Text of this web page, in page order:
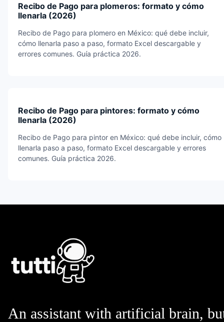
Recibo de Pago para plomeros: formato y cómo
llenarla (2026)
Recibo de Pago para plomero en México: qué debe incluir,
cómo llenarla paso a paso, formato Excel descargable y
errores comunes. Guía práctica 2026.
Recibo de Pago para pintores: formato y cómo
llenarla (2026)
Recibo de Pago para pintor en México: qué debe incluir, cómo
llenarla paso a paso, formato Excel descargable y errores
comunes. Guía práctica 2026.
An assistant with artificial brain,